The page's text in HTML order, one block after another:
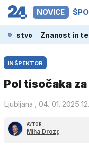
NOVICE
Znanost in
INŠPEKTOR
Pol tisočaka
Ljubljana , 04. 01. 2025
AVTOR:
Miha Drozg